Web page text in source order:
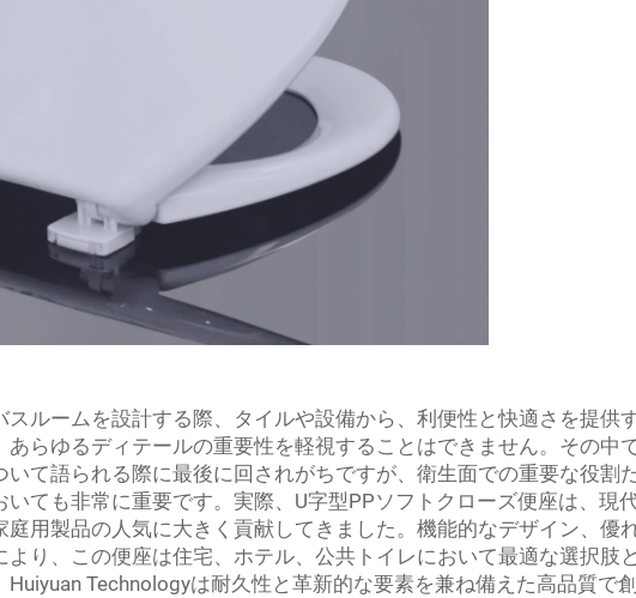
スルームを設計する際、タイルや設備から、利便性と快適さを提供
あらゆるディテールの重要性を軽視することはできません。その中
いて語られる際に最後に回されがちですが、衛生面での重要な役割
いても非常に重要です。実際、U字型PPソフトクローズ便座は、現
庭用製品の人気に大きく貢献してきました。機能的なデザイン、優
より、この便座は住宅、ホテル、公共トイレにおいて最適な選択肢
Huiyuan Technologyは耐久性と革新的な要素を兼ね備えた高品質で